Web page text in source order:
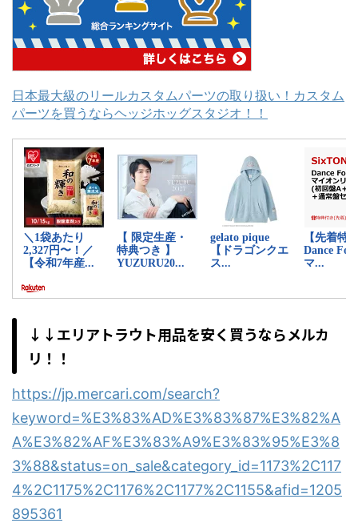
日本最大級のリールカスタムパーツの取り扱い！カスタム
パーツを買うならヘッジホッグスタジオ！！
↓↓エリアトラウト用品を安く買うならメルカ
リ！！
https://jp.mercari.com/search?
keyword=%E3%83%AD%E3%83%87%E3%82%A
A%E3%82%AF%E3%83%A9%E3%83%95%E3%8
3%88&status=on_sale&category_id=1173%2C117
4%2C1175%2C1176%2C1177%2C1155&afid=1205
895361